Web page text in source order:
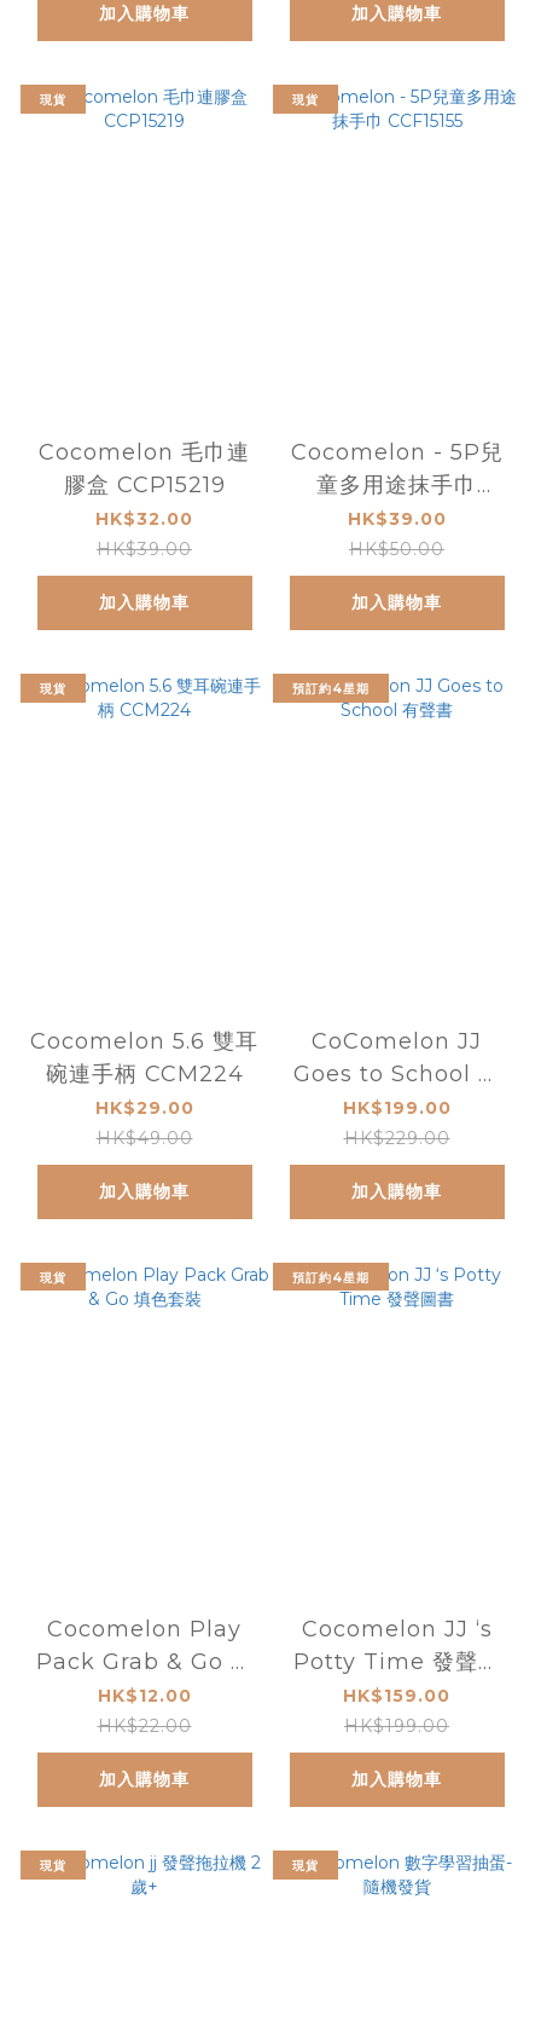
加入購物車 加入購物車
現貨
Cocomelon 毛巾連
膠盒 CCP15219
HK$32.00
HK$39.00
加入購物車
現貨
Cocomelon - 5P兒
童多用途抹手巾
CCF15155
HK$39.00
HK$50.00
加入購物車
現貨
Cocomelon 5.6 雙耳
碗連手柄 CCM224
HK$29.00
HK$49.00
加入購物車
預訂約4星期
CoComelon JJ
Goes to School 有
聲書
HK$199.00
HK$229.00
加入購物車
現貨
Cocomelon Play
Pack Grab & Go 填
色套裝
HK$12.00
HK$22.00
加入購物車
預訂約4星期
Cocomelon JJ ‘s
Potty Time 發聲圖
書
HK$159.00
HK$199.00
加入購物車
現貨 現貨